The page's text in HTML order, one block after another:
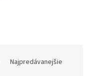
Najpredávanejšie